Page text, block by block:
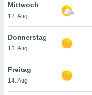
finden
. Sie
jederzeit
Rand
Mittwoch
12. Aug
Donnerstag
13. Aug
Freitag
14. Aug